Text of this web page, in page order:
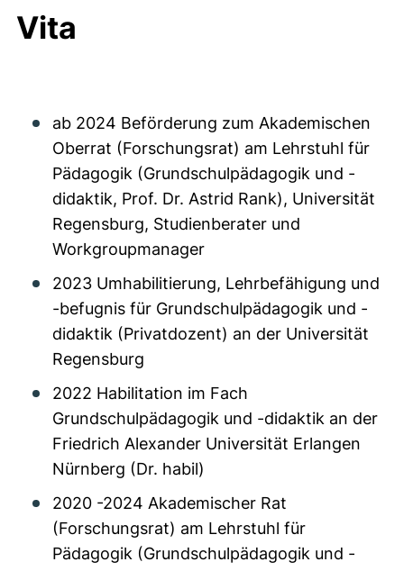
Vita
ab 2024 Beförderung zum Akademischen
Oberrat (Forschungsrat) am Lehrstuhl für
Pädagogik (Grundschulpädagogik und -
didaktik, Prof. Dr. Astrid Rank), Universität
Regensburg, Studienberater und
Workgroupmanager
2023 Umhabilitierung, Lehrbefähigung und
-befugnis für Grundschulpädagogik und -
didaktik (Privatdozent) an der Universität
Regensburg
2022 Habilitation im Fach
Grundschulpädagogik und -didaktik an der
Friedrich Alexander Universität Erlangen
Nürnberg (Dr. habil)
2020 -2024 Akademischer Rat
(Forschungsrat) am Lehrstuhl für
Pädagogik (Grundschulpädagogik und -